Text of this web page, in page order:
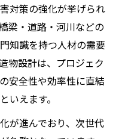
ント求人と年収ト
ト転職を成功させる
で押さえたい求人
転職成功に直結す
対策の強化が挙げられ
梁・道路・河川などの
知識を持つ人材の需要
物設計は、プロジェク
安全性や効率性に直結
いえます。
が進んでおり、次世代